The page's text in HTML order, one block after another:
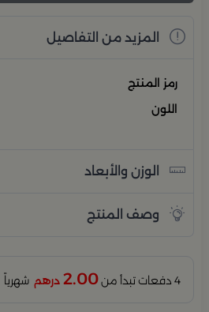
المزيد من التفاصيل
رمز المنتج
اللون
الوزن والأبعاد
وصف المنتج
4 دفعات تبدأ من 2.00 درهم شهرياً